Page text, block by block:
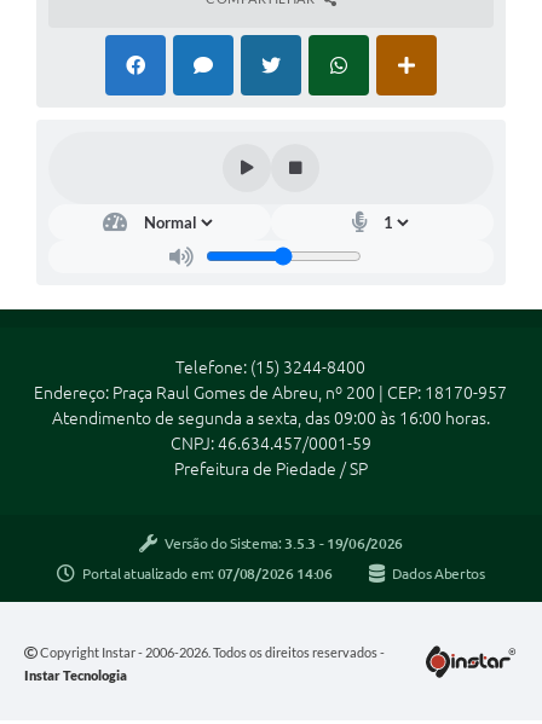
Telefone: (15) 3244-8400
Endereço: Praça Raul Gomes de Abreu, nº 200 | CEP: 18170-957
Atendimento de segunda a sexta, das 09:00 às 16:00 horas.
CNPJ: 46.634.457/0001-59
Prefeitura de Piedade / SP
Versão do Sistema: 3.5.3 - 19/06/2026
Portal atualizado em: 07/08/2026 14:06 Dados Abertos
Copyright Instar - 2006-2026. Todos os direitos reservados -
Instar Tecnologia